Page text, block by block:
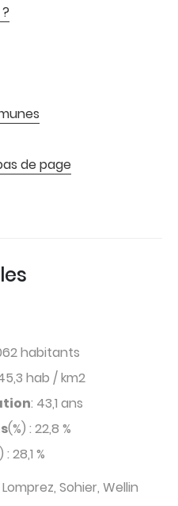
de page
habitants
hab / km2
: 43,1 ans
(%) : 22,8 %
: 28,1 %
Sohier, Wellin